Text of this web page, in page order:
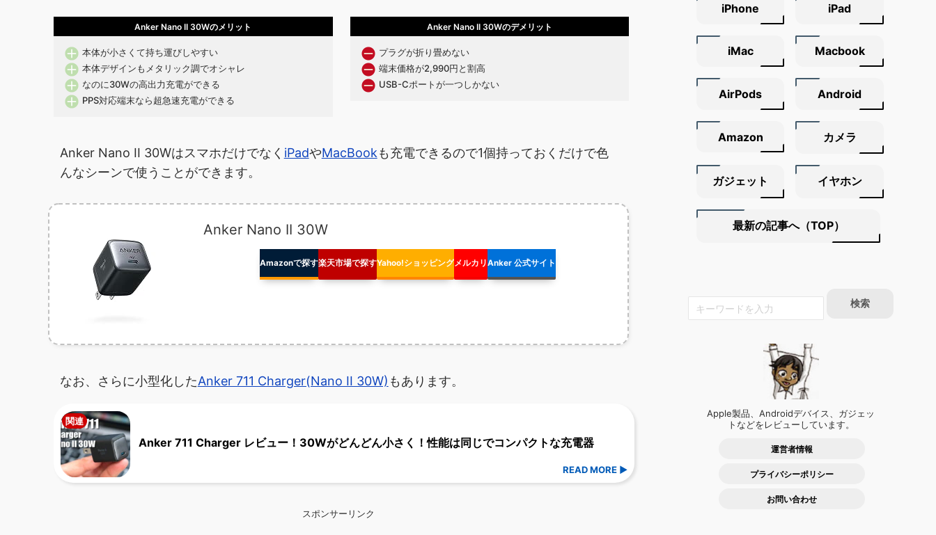
Anker Nano II 30Wのメリット
本体が小さくて持ち運びしやすい
本体デザインもメタリック調でオシャレ
なのに30Wの高出力充電ができる
PPS対応端末なら超急速充電ができる
Anker Nano II 30Wのデメリット
プラグが折り畳めない
端末価格が2,990円と割高
USB-Cポートが一つしかない
Anker Nano II 30Wはスマホだけでなく iPadやMacBookも充電できるので1個持っておくだけで色
んなシーンで使うことができます。
Anker Nano II 30W
Amazonで探す楽天市場で探すYahoo!ショッピングメルカリAnker 公式サイト
なお、さらに小型化したAnker 711 Charger(Nano II 30W) もあります。
Anker 711 Charger レビュー！30Wがどんどん小さく！性能は同じでコンパクトな充電器
スポンサーリンク
iPhone iPad
iMac Macbook
AirPods Android
Amazon カメラ
ガジェット イヤホン
最新の記事へ（TOP）
Apple製品、Androidデバイス、ガジェッ
トなどをレビューしています。
運営者情報
プライバシーポリシー
お問い合わせ